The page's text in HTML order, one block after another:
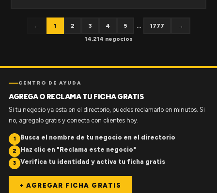
← 1 2 3 4 5 ... 1777
→
14.214 negocios
CENTRO DE AYUDA
AGREGA O RECLAMA TU FICHA GRATIS
Si tu negocio ya esta en el directorio, puedes reclamarlo en minutos. Si
no, agregalo gratis y conecta con clientes hoy.
1 Busca el nombre de tu negocio en el directorio
2 Haz clic en "Reclama este negocio"
3 Verifica tu identidad y activa tu ficha gratis
+ AGREGAR FICHA GRATIS